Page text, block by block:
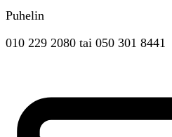
Puhelin
010 229 2080 tai 050 301 8441